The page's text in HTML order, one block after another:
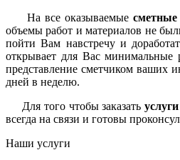
На все оказываемые сметные
объемы работ и материалов не
пойти Вам навстречу и
открывает для Вас минимальные
представление сметчиком ваших
дней в неделю.
Для того чтобы заказать
всегда на связи и готовы
Наши услуги